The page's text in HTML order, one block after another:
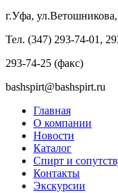
г.Уфа,
Тел. (347) 293-74-01,
293-74-25 (факс)
bashspirt@bashspirt.ru
Главная
О компании
Новости
Каталог
Спирт и
Контакты
Экскурсии